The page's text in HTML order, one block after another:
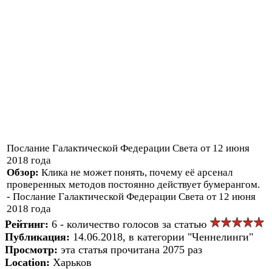
Послание Галактической Федерации Света от 12 июня
2018 года
Обзор: Клика не может понять, почему её арсенал
проверенных методов постоянно действует бумерангом.
- Послание Галактической Федерации Света от 12 июня
2018 года
Рейтинг: 6 - количество голосов за статью
Публикация: 14.06.2018, в категории "Ченнелинги"
Просмотр: эта статья прочитана 2075 раз
Location: Харьков